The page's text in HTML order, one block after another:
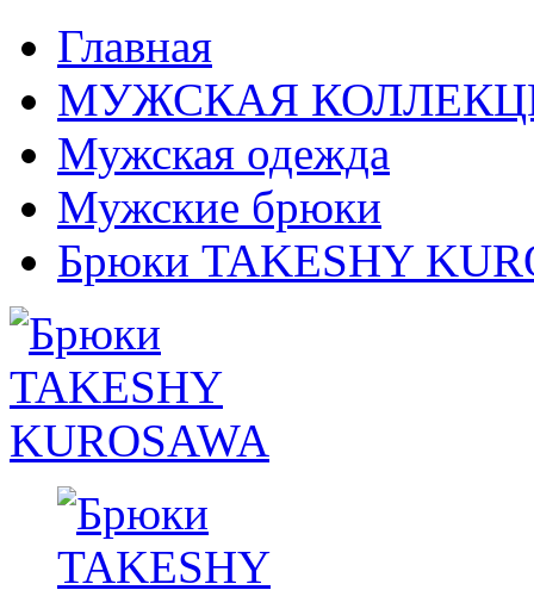
Главная
МУЖСКАЯ
Мужская одежда
Мужские брюки
Брюки TAKESHY